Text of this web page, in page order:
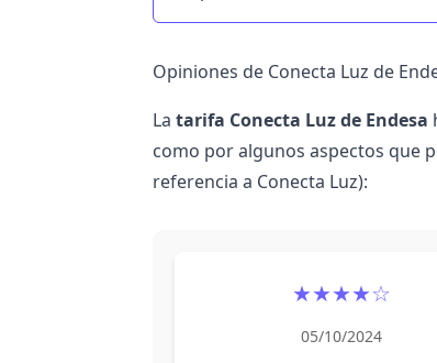
Opiniones de Conecta Luz de
La tarifa Conecta Luz de Endesa
como por algunos aspectos que
referencia a Conecta Luz):
★★★★☆
05/10/2024